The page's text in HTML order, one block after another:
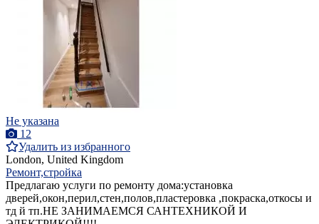
Не указана
12
Удалить из избранного
London, United Kingdom
Ремонт,стройка
Предлагаю услуги по ремонту дома:установка
дверей,окон,перил,стен,полов,пластеровка ,покраска,откосы и
тд й тп.НЕ ЗАНИМАЕМСЯ САНТЕХНИКОЙ И